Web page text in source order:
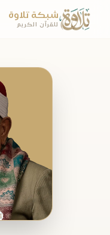
شبكة تلاوة
للقرآن الكريم